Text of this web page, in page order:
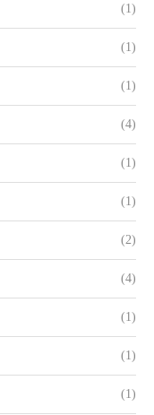
(1)
(1)
(1)
(4)
(1)
(1)
(2)
(4)
(1)
(1)
(1)